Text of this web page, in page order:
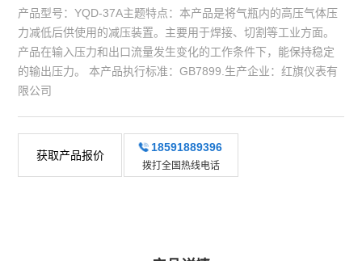
产品型号：YQD-37A主题特点：本产品是将气瓶内的高压气体压
力减低后供使用的减压装置。主要用于焊接、切割等工业方面。
产品在输入压力和出口流量发生变化的工作条件下，能保持稳定
的输出压力。 本产品执行标准：GB7899.生产企业：红旗仪表有
限公司
获取产品报价
18591889396
拨打全国热线电话